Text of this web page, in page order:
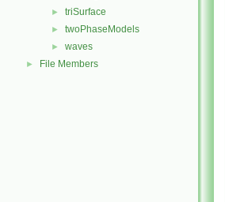
► triSurface
► twoPhaseModels
► waves
► File Members